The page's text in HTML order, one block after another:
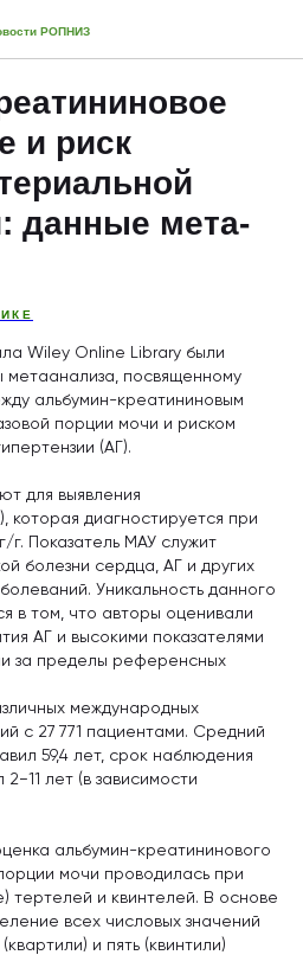
РОПНИЗ
и риск
данные мета-
Wiley Online Library были
метаанализа, посвященному
альбумин-креатининовым
порции мочи и риском
(АГ).
для выявления
которая диагностируется при
г. Показатель МАУ служит
болезни сердца, АГ и других
Уникальность данного
в том, что авторы оценивали
АГ и высокими показателями
за пределы референсных
международных
с 27 771 пациентами. Средний
59,4 лет, срок наблюдения
лет (в зависимости
альбумин-креатининового
мочи проводилась при
тертелей и квинтелей. В основе
всех числовых значений
и пять (квинтили)